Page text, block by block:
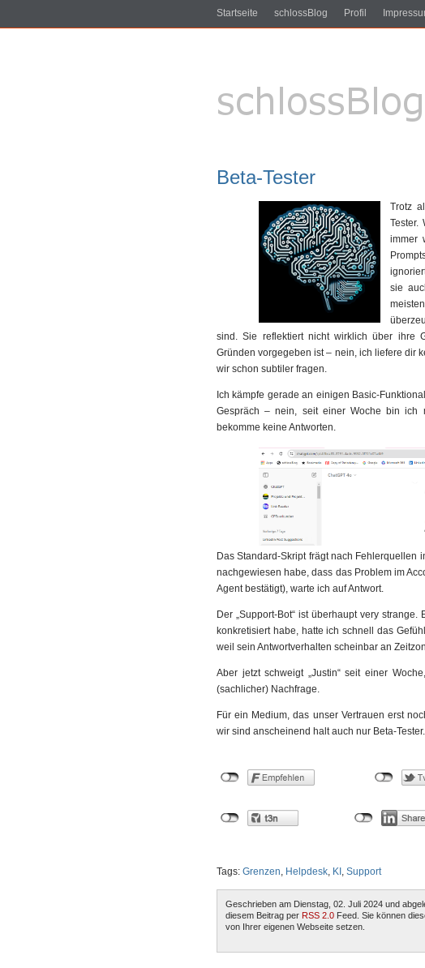
Startseite schlossBlog Profil
Beta-Tester
Trotz
Tester.
immer
sie
sind. Sie reflektiert nicht wirklich über ihre
Gründen vorgegeben ist – nein, ich liefere dir
wir schon subtiler fragen.
Ich kämpfe gerade an einigen Basic-
Gespräch – nein, seit einer Woche bin ich
bekomme keine Antworten.
Das Standard-Skript frägt nach Fehlerquellen
nachgewiesen habe, dass das Problem im
Agent bestätigt), warte ich auf Antwort.
Der „Support-Bot“ ist überhaupt very
konkretisiert habe, hatte ich schnell das
weil sein Antwortverhalten scheinbar an
Aber jetzt schweigt „Justin“ seit einer
(sachlicher) Nachfrage.
Für ein Medium, das unser Vertrauen erst
wir sind anscheinend halt auch nur Beta-Tester.
Tags: Grenzen, Helpdesk, KI , Support
Geschrieben am Dienstag, 02. Juli 2024 und
diesem Beitrag per RSS 2.0 Feed. Sie können
von Ihrer eigenen Webseite setzen.